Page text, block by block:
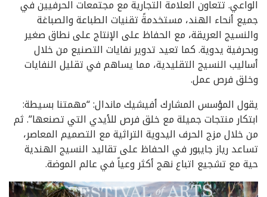
الواعي. تتعاون العلامة التجارية مع مجتمعات الحرفيين في
جميع أنحاء الهند، مستخدمةً تقنيات الطباعة والصباغة
والنسيج العريقة، مع الحفاظ على الإنتاج على نطاق صغير
وبحرفية يدوية. كما تعيد تدوير نفايات التصنيع من خلال
أساليب النسيج التقليدية، مما يساهم في تقليل النفايات
وخلق فرص عمل.
يقول المؤسس المشارك أفيشيك ماندال: “مهمتنا بسيطة:
ابتكار منتجات جميلة مع خلق فرص للأيدي التي تصنعها”. ثم
من خلال مزج الحرف اليدوية التراثية مع التصميم المعاصر،
تساعد رياز جايبور في الحفاظ على تقاليد النسيج الهندية
حية مع تشجيع اتباع نهج أكثر وعياً في عالم الموضة.